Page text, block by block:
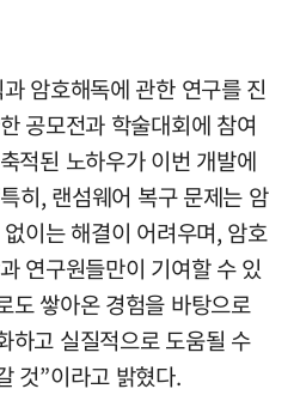
암호해독에 관한 연구를 진
공모전과 학술대회에 참여
적된 노하우가 이번 개발에
히, 랜섬웨어 복구 문제는 암
이는 해결이 어려우며, 암호
연구원들만이 기여할 수 있
도 쌓아온 경험을 바탕으로
하고 실질적으로 도움될 수
것”이라고 밝혔다.